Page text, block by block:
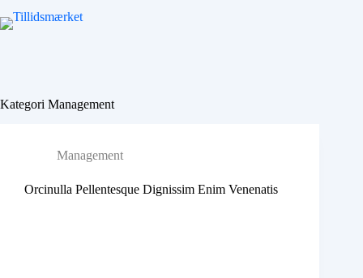
til
Kategori Management
Management
Orcinulla Pellentesque Dignissim Enim Venenatis